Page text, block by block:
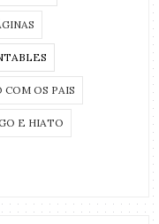
COM OS PAIS
E HIATO